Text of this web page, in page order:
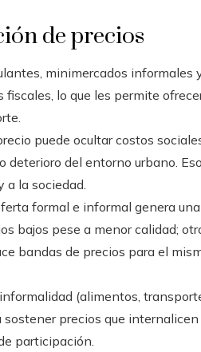
de precios
minimercados informales
lo que les permite
puede ocultar costos
deterioro del entorno urbano.
la sociedad.
formal e informal genera una
bajos pese a menor calidad;
bandas de precios para el
(alimentos,
precios que internalicen
participación.